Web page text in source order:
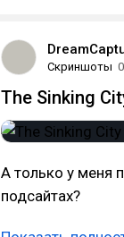
Скриншоты
The Sinking
А только у меня
подсайтах?